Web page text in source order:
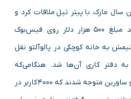
مارک با پیتر تیل ملاقات کرد و
توانست او را راضی کند مبلغ ۵۰۰ هزار دلار روی فیس‌بوک
به خانه کوچکی در پالوآلتو نقل
دفتر کاری آن‌ها شد. هنگامی‌که
زاکربرگ و شریکش ادواردو ساورین متوجه شدند که ۴۰۰۰ کاربر در